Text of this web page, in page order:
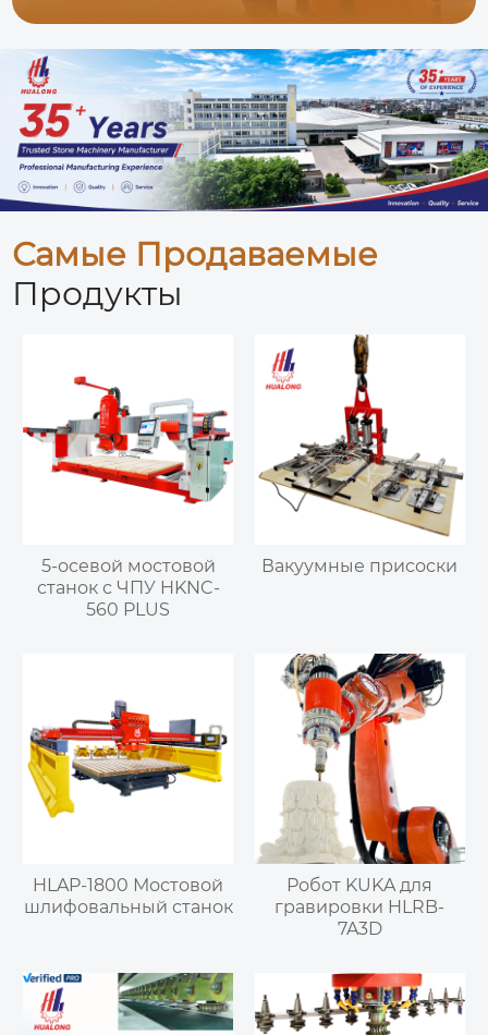
Самые Продаваемые
Продукты
5-осевой мостовой
станок с ЧПУ HKNC-
560 PLUS
Вакуумные присоски
HLAP-1800 Мостовой
шлифовальный станок
Робот KUKA для
гравировки HLRB-
7A3D